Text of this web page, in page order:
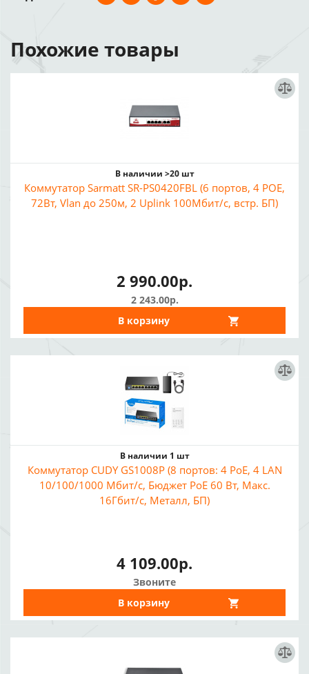
Похожие товары
В наличии >20 шт
Коммутатор Sarmatt SR-PS0420FBL (6 портов, 4 POE,
72Вт, Vlan до 250м, 2 Uplink 100Мбит/с, встр. БП)
2 990.00р.
2 243.00р.
В корзину
В наличии 1 шт
Коммутатор CUDY GS1008P (8 портов: 4 PoE, 4 LAN
10/100/1000 Мбит/с, Бюджет PoE 60 Вт, Макс.
16Гбит/с, Металл, БП)
4 109.00р.
Звоните
В корзину